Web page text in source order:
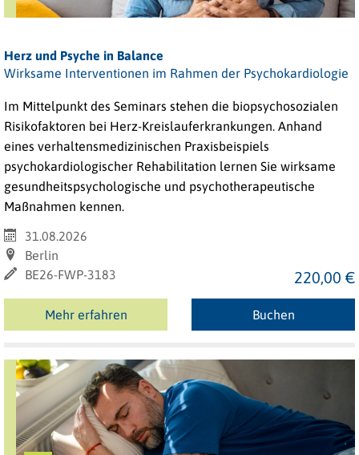
Herz und Psyche in Balance
Wirksame Interventionen im Rahmen der Psychokardiologie
Im Mittelpunkt des Seminars stehen die biopsychosozialen
Risikofaktoren bei Herz-Kreislauferkrankungen. Anhand
eines verhaltensmedizinischen Praxisbeispiels
psychokardiologischer Rehabilitation lernen Sie wirksame
gesundheitspsychologische und psychotherapeutische
Maßnahmen kennen.
31.08.2026
Berlin
BE26-FWP-3183
220,00 €
Mehr erfahren Buchen